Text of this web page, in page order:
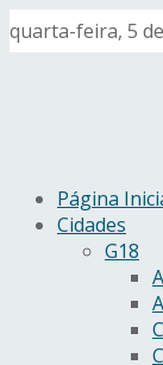
quarta-feira, 5
Página
Cidades
G18